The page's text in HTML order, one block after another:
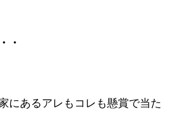
・
にあるアレもコレも懸賞で当た